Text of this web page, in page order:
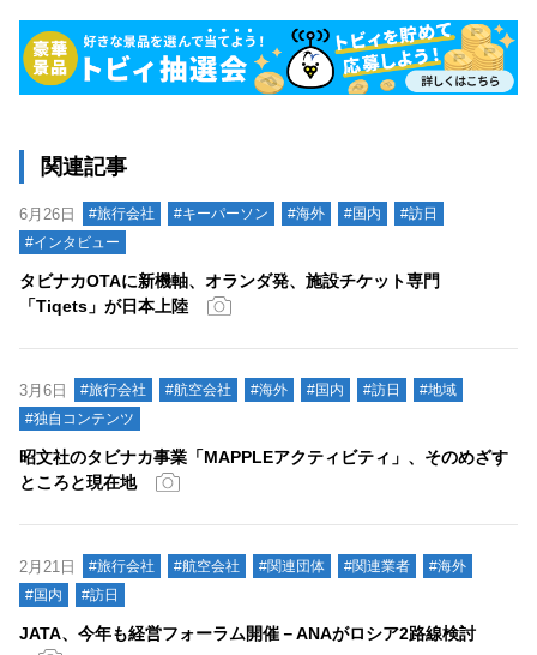
関連記事
6月26日 #旅行会社 #キーパーソン #海外 #国内
#訪日
#インタビュー
タビナカOTAに新機軸、オランダ発、施設チケット専門
「Tiqets」が日本上陸
3月6日 #旅行会社 #航空会社 #海外 #国内 #訪日
#地域
#独自コンテンツ
昭文社のタビナカ事業「MAPPLEアクティビティ」、そのめざす
ところと現在地
2月21日 #旅行会社 #航空会社 #関連団体 #関連業者
#海外
#国内
#訪日
JATA、今年も経営フォーラム開催－ANAがロシア2路線検討